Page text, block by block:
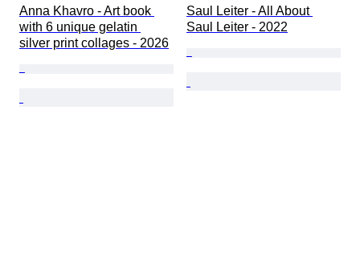
Anna Khavro - Art book
with 6 unique gelatin
silver print collages - 2026
Saul Leiter - All About
Saul Leiter - 2022